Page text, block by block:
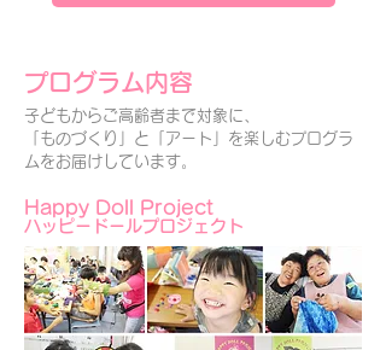
プログラム内容
子どもからご高齢者まで対象に、
「ものづくり」と「アート」を楽しむプログラ
ムをお届けしています。
Happy Doll Project
ハッピードールプロジェクト